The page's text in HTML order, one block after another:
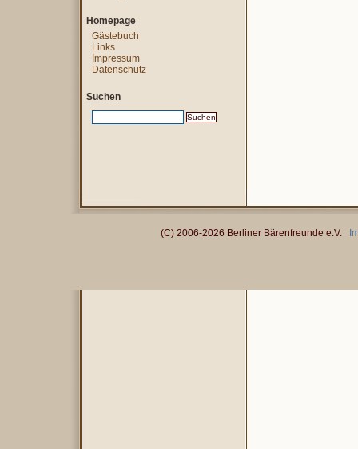
Homepage
Gästebuch
Links
Impressum
Datenschutz
Suchen
(C) 2006-2026 Berliner Bärenfreunde e.V.